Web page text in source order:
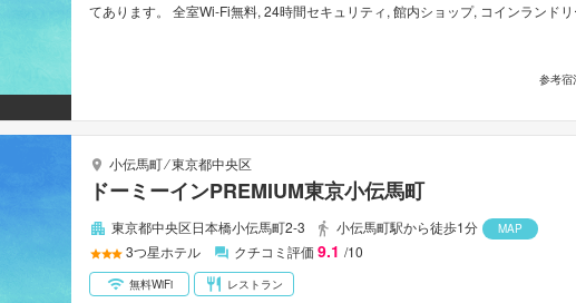
てあります。 全室Wi-Fi無料, 24時間セキュリティ, 館内ショップ, コインランド
市内中心に位置する便利なロケーション、フレンドリーなスタッフ、そしてバ
参考宿
小伝馬町⁄東京都中央区
ドーミーインPREMIUM東京小伝馬町
東京都中央区日本橋小伝馬町2-3 小伝馬町駅から徒歩1分 MAP
3つ星ホテル クチコミ評価 9.1 /10
無料WiFi レストラン